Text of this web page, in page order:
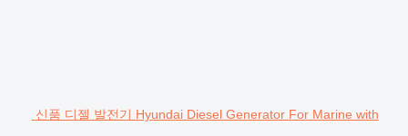
신품 디젤 발전기 Hyundai Diesel Generator For Marine with